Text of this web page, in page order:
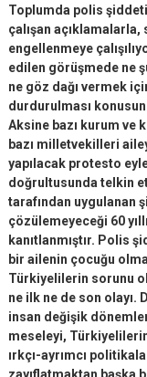
Toplumda polis
çalışan
engellenmeye
edilen görüşmede ne
ne göz dağı vermek
durdurulması
Aksine bazı kurum ve
bazı milletvekilleri
yapılacak protesto
doğrultusunda telkin
tarafından uygulanan
çözülemeyeceği 60
kanıtlanmıştır. Polis
bir ailenin çocuğu
Türkiyelilerin sorunu
ne ilk ne de son
insan değişik
meseleyi,
ırkçı-ayrımcı